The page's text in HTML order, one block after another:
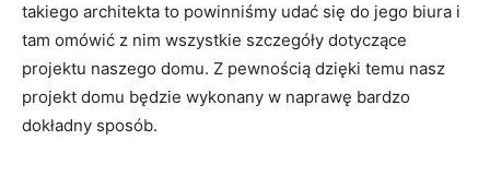
takiego architekta to powinniśmy udać się do jego biura i
tam omówić z nim wszystkie szczegóły dotyczące
projektu naszego domu. Z pewnością dzięki temu nasz
projekt domu będzie wykonany w naprawę bardzo
dokładny sposób.